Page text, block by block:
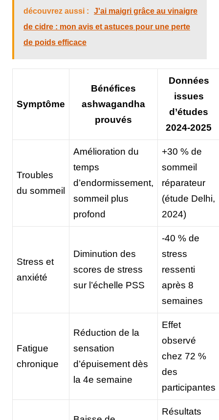
découvrez aussi :
J'ai maigri grâce au vinaigre
de cidre : mon avis et astuces pour une perte
de poids efficace
Symptôme
Bénéfices
ashwagandha
prouvés
Données
issues
d’études
2024-2025
Troubles
du sommeil
Amélioration du
temps
d’endormissement,
sommeil plus
profond
+30 % de
sommeil
réparateur
(étude Delhi,
2024)
Stress et
anxiété
Diminution des
scores de stress
sur l’échelle PSS
-40 % de
stress
ressenti
après 8
semaines
Fatigue
chronique
Réduction de la
sensation
d’épuisement dès
la 4e semaine
Effet
observé
chez 72 %
des
participantes
Résultats